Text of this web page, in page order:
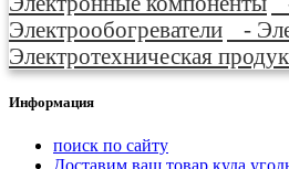
Электрообогреватели
-
Электротехническая
Информация
поиск по сайту
Доставим ваш товар куда